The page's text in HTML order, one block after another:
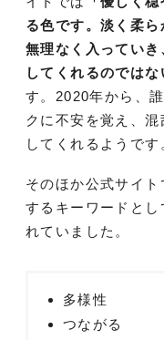
る色です。淡く柔
無理なく入ってい
してくれるのではな
す。2020年から、
クに不安を覚え、
してくれるようです
そのほか公式サイ
するキーワードと
れていました。
多様性
つながる